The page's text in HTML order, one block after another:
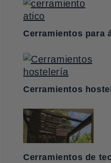
Cerramientos para
Cerramientos
Cerramientos de